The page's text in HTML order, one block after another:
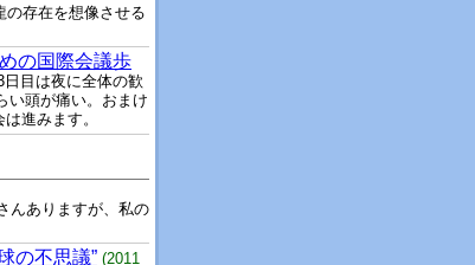
の存在を想像させる
の国際会議歩
日目は夜に全体の歓
い頭が痛い。おまけ
進みます。
んありますが、私の
の不思議” (2011